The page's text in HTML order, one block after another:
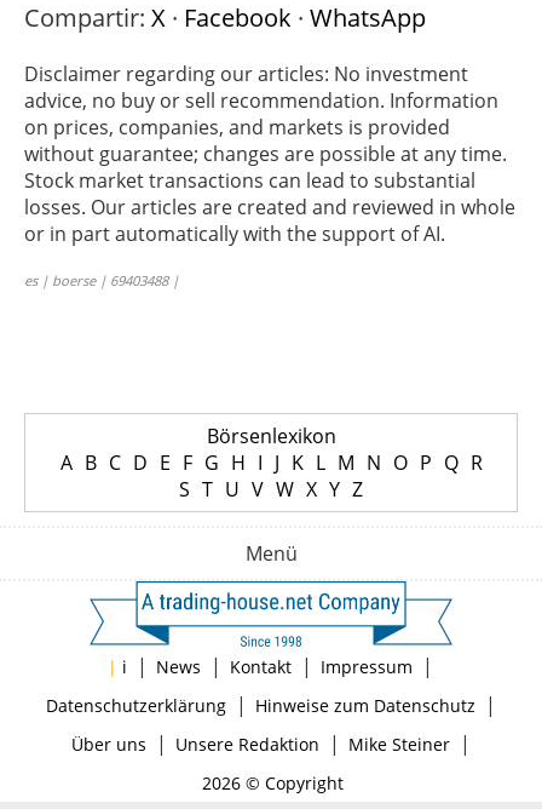
Compartir: X · Facebook · WhatsApp
Disclaimer regarding our articles: No investment
advice, no buy or sell recommendation. Information
on prices, companies, and markets is provided
without guarantee; changes are possible at any time.
Stock market transactions can lead to substantial
losses. Our articles are created and reviewed in whole
or in part automatically with the support of AI.
es | boerse | 69403488 |
Börsenlexikon
A B C D E F G H I J K L M N O P Q R
S T U V W X Y Z
Menü
| i | News | Kontakt | Impressum |
Datenschutzerklärung| Hinweise zum Datenschutz |
Über uns | Unsere Redaktion | Mike Steiner|
2026 © Copyright